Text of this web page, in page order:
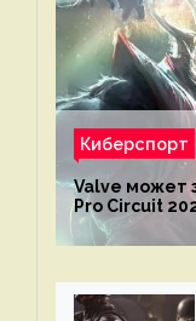
Киберспорт
Valve может
Pro Circuit